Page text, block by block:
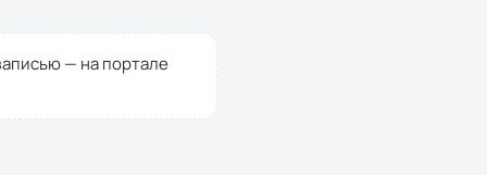
— на портале